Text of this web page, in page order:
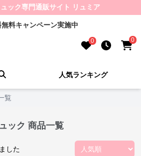
ック専門通販サイト リュミア
料キャンペーン実施中
0 0
人気ランキング
覧
ック 商品一覧
した